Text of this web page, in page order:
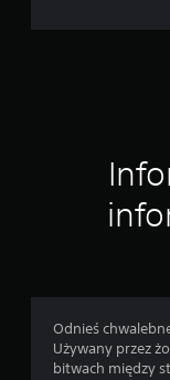
Odnieś
Używany przez
bitwach między